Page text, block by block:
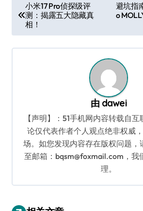
章
导
航
小米17 Pro侦探级评
测：揭露五大隐藏真
相！
避坑指
o
由 dawei
【声明】：51手机网内容转载自
论仅代表作者个人观点绝非权威
场。如您发现内容存在版权问题，
至邮箱：bqsm@foxmail.com，我
理。